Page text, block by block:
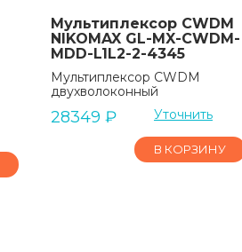
Мультиплексор CWDM
NIKOMAX GL-MX-CWDM-
MDD-L1L2-2-4345
Мультиплексор CWDM
двухволоконный
28349 ₽ Уточнить
В КОРЗИНУ